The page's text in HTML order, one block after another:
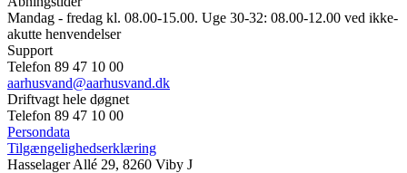
Mandag - fredag kl. 08.00-15.00. Uge 30-32: 08.00-12.00 ved ikke-
akutte henvendelser
Support
Telefon 89 47 10 00
aarhusvand@aarhusvand.dk
Driftvagt hele døgnet
Telefon 89 47 10 00
Persondata
Tilgængelighedserklæring
Hasselager Allé 29, 8260 Viby J